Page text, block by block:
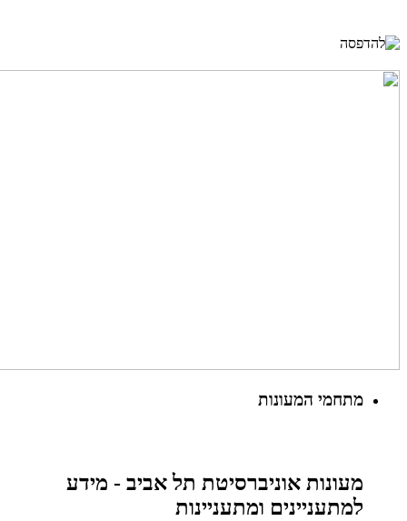
מתחמי המעונות
מעונות אוניברסיטת תל אביב - מידע
למתעניינים ומתעניינות